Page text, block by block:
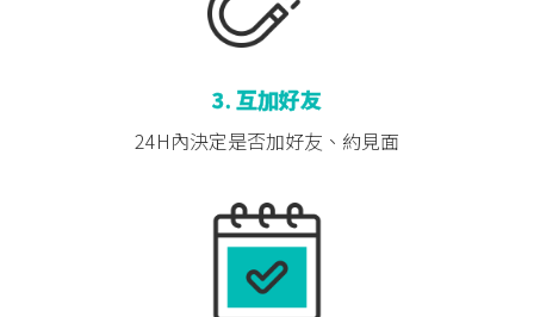
3. 互加好友
24H內決定是否加好友、約見面